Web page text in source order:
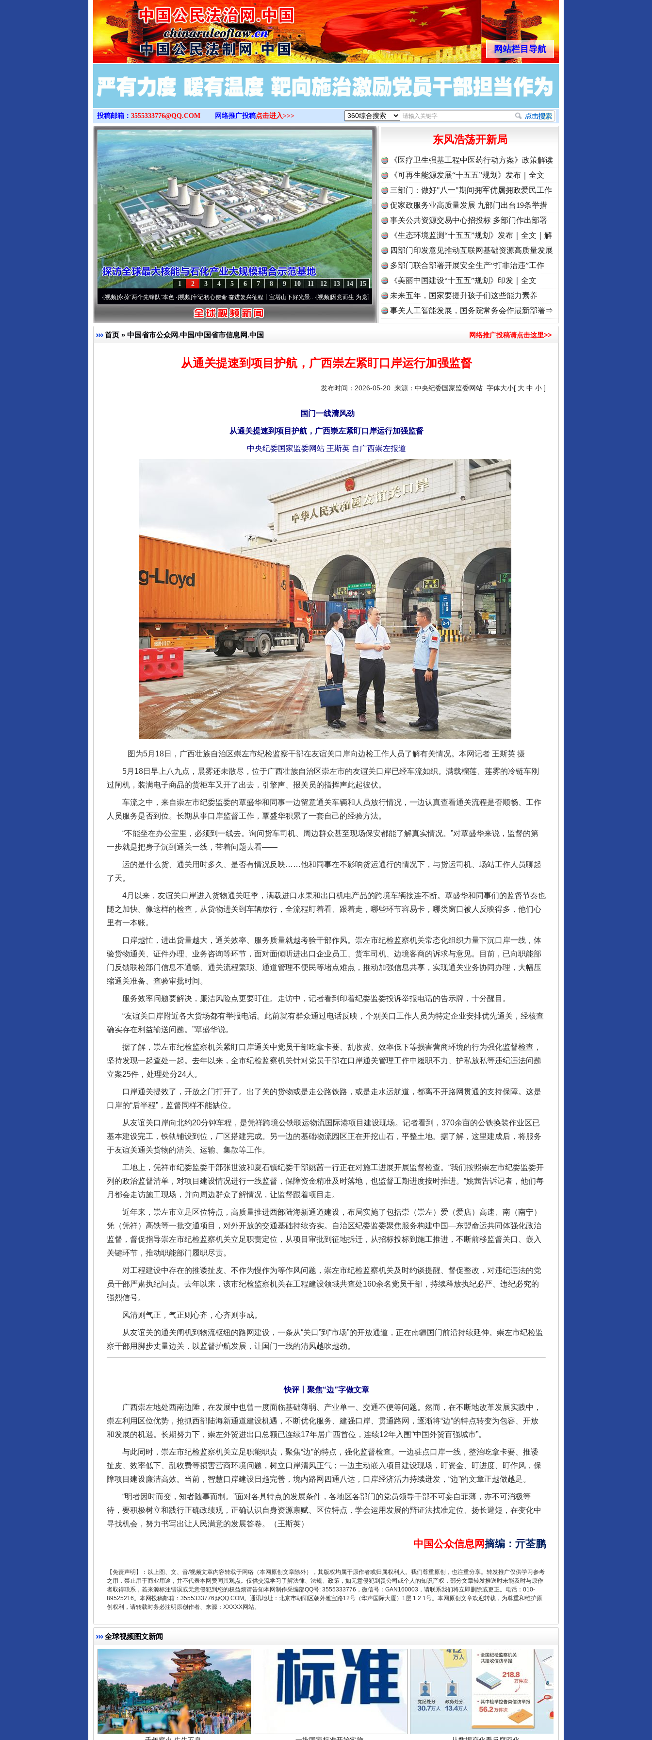
>
网站栏目导航
投稿邮箱： 3555333776@QQ.COM 网络推广投稿点击进入>>>
15
14
13
12
11
10
9
8
7
6
5
4
3
2
1
永葆“两个先锋队”本色·[视频]牢记初心使命 奋进复兴征程丨宝塔山下好光景..·[视频]因党而生 为党而战——百年“纪”事⑧加强纪律..·[视频]牢记初心使命 奋进复兴征程丨“转折之城”激荡..
东风浩荡开新局
《医疗卫生强基工程中医药行动方案》政策解读
《可再生能源发展“十五五”规划》发布｜全文
三部门：做好"八一"期间拥军优属拥政爱民工作
促家政服务业高质量发展 九部门出台19条举措
事关公共资源交易中心招投标 多部门作出部署
《生态环境监测“十五五”规划》发布｜全文｜解
读
四部门印发意见推动互联网基础资源高质量发展
多部门联合部署开展安全生产“打非治违”工作
《美丽中国建设“十五五”规划》印发｜全文
未来五年，国家要提升孩子们这些能力素养
事关人工智能发展，国务院常务会作最新部署⇒
首页 » 中国省市公众网.中国/中国省市信息网.中国 网络推广投稿请点击这里>>
从通关提速到项目护航，广西崇左紧盯口岸运行加强监督
发布时间：2026-05-20 来源： 中央纪委国家监委网站 字体大小[ 大 中 小 ]
国门一线清风劲
从通关提速到项目护航，广西崇左紧盯口岸运行加强监督
中央纪委国家监委网站 王斯英 自广西崇左报道
图为5月18日，广西壮族自治区崇左市纪检监察干部在友谊关口岸向边检工作人员了解有关情况。本网记者 王斯英 摄
5月18日早上八九点，晨雾还未散尽，位于广西壮族自治区崇左市的友谊关口岸已经车流如织。满载榴莲、莲雾的冷链车刚
过闸机，装满电子商品的货柜车又开了出去，引擎声、报关员的指挥声此起彼伏。
车流之中，来自崇左市纪委监委的覃盛华和同事一边留意通关车辆和人员放行情况，一边认真查看通关流程是否顺畅、工作
人员服务是否到位。长期从事口岸监督工作，覃盛华积累了一套自己的经验方法。
“不能坐在办公室里，必须到一线去。询问货车司机、周边群众甚至现场保安都能了解真实情况。”对覃盛华来说，监督的第
一步就是把身子沉到通关一线，带着问题去看——
运的是什么货、通关用时多久、是否有情况反映……他和同事在不影响货运通行的情况下，与货运司机、场站工作人员聊起
了天。
4月以来，友谊关口岸进入货物通关旺季，满载进口水果和出口机电产品的跨境车辆接连不断。覃盛华和同事们的监督节奏也
随之加快。像这样的检查，从货物进关到车辆放行，全流程盯着看、跟着走，哪些环节容易卡，哪类窗口被人反映得多，他们心
里有一本账。
口岸越忙，进出货量越大，通关效率、服务质量就越考验干部作风。崇左市纪检监察机关常态化组织力量下沉口岸一线，体
验货物通关、证件办理、业务咨询等环节，面对面倾听进出口企业员工、货车司机、边境客商的诉求与意见。目前，已向职能部
门反馈联检部门信息不通畅、通关流程繁琐、通道管理不便民等堵点难点，推动加强信息共享，实现通关业务协同办理，大幅压
缩通关准备、查验审批时间。
服务效率问题要解决，廉洁风险点更要盯住。走访中，记者看到印着纪委监委投诉举报电话的告示牌，十分醒目。
“友谊关口岸附近各大货场都有举报电话。此前就有群众通过电话反映，个别关口工作人员为特定企业安排优先通关，经核查
确实存在利益输送问题。”覃盛华说。
据了解，崇左市纪检监察机关紧盯口岸通关中党员干部吃拿卡要、乱收费、效率低下等损害营商环境的行为强化监督检查，
坚持发现一起查处一起。去年以来，全市纪检监察机关针对党员干部在口岸通关管理工作中履职不力、护私放私等违纪违法问题
立案25件，处理处分24人。
口岸通关提效了，开放之门打开了。出了关的货物或是走公路铁路，或是走水运航道，都离不开路网贯通的支持保障。这是
口岸的“后半程”，监督同样不能缺位。
从友谊关口岸向北约20分钟车程，是凭祥跨境公铁联运物流国际港项目建设现场。记者看到，370余亩的公铁换装作业区已
基本建设完工，铁轨铺设到位，厂区搭建完成。另一边的基础物流园区正在开挖山石，平整土地。据了解，这里建成后，将服务
于友谊关通关货物的清关、运输、集散等工作。
工地上，凭祥市纪委监委干部张世波和夏石镇纪委干部姚茜一行正在对施工进展开展监督检查。“我们按照崇左市纪委监委开
列的政治监督清单，对项目建设情况进行一线监督，保障资金精准及时落地，也监督工期进度按时推进。”姚茜告诉记者，他们每
月都会走访施工现场，并向周边群众了解情况，让监督跟着项目走。
近年来，崇左市立足区位特点，高质量推进西部陆海新通道建设，布局实施了包括崇（崇左）爱（爱店）高速、南（南宁）
凭（凭祥）高铁等一批交通项目，对外开放的交通基础持续夯实。自治区纪委监委聚焦服务构建中国—东盟命运共同体强化政治
监督，督促指导崇左市纪检监察机关立足职责定位，从项目审批到征地拆迁，从招标投标到施工推进，不断前移监督关口、嵌入
关键环节，推动职能部门履职尽责。
对工程建设中存在的推诿扯皮、不作为慢作为等作风问题，崇左市纪检监察机关及时约谈提醒、督促整改，对违纪违法的党
员干部严肃执纪问责。去年以来，该市纪检监察机关在工程建设领域共查处160余名党员干部，持续释放执纪必严、违纪必究的
强烈信号。
风清则气正，气正则心齐，心齐则事成。
从友谊关的通关闸机到物流枢纽的路网建设，一条从“关口”到“市场”的开放通道，正在南疆国门前沿持续延伸。崇左市纪检监
察干部用脚步丈量边关，以监督护航发展，让国门一线的清风越吹越劲。
快评丨聚焦“边”字做文章
广西崇左地处西南边陲，在发展中也曾一度面临基础薄弱、产业单一、交通不便等问题。然而，在不断地改革发展实践中，
崇左利用区位优势，抢抓西部陆海新通道建设机遇，不断优化服务、建强口岸、贯通路网，逐渐将“边”的特点转变为包容、开放
和发展的机遇。长期努力下，崇左外贸进出口总额已连续17年居广西首位，连续12年入围“中国外贸百强城市”。
与此同时，崇左市纪检监察机关立足职能职责，聚焦“边”的特点，强化监督检查。一边驻点口岸一线，整治吃拿卡要、推诿
扯皮、效率低下、乱收费等损害营商环境问题，树立口岸清风正气；一边主动嵌入项目建设现场，盯资金、盯进度、盯作风，保
障项目建设廉洁高效。当前，智慧口岸建设日趋完善，境内路网四通八达，口岸经济活力持续迸发，“边”的文章正越做越足。
“明者因时而变，知者随事而制。”面对各具特点的发展条件，各地区各部门的党员领导干部不可妄自菲薄，亦不可消极等
待，要积极树立和践行正确政绩观，正确认识自身资源禀赋、区位特点，学会运用发展的辩证法找准定位、扬长避短，在变化中
寻找机会，努力书写出让人民满意的发展答卷。（王斯英）
中国公众信息网摘编 ： 亓荃鹏
【免责声明】：以上图、文、音/视频文章内容转载于网络（本网原创文章除外），其版权均属于原作者或归属权利人。我们尊重原创，也注重分享。转发推广仅供学习参考
之用，禁止用于商业用途，并不代表本网赞同其观点。仅供交流学习了解法律、法规、政策，如无意侵犯到贵公司或个人的知识产权，部分文章转发推送时未能及时与原作
者取得联系，若来源标注错误或无意侵犯到您的权益烦请告知本网制作采编部QQ号: 3555333776，微信号：GAN160003，请联系我们将立即删除或更正。电话：010-
89525216。本网投稿邮箱：3555333776@QQ.COM。通讯地址：北京市朝阳区朝外雅宝路12号（华声国际大厦）1层 1 2 1号。本网原创文章欢迎转载，为尊重和维护原
创权利，请转载时务必注明原创作者、来源：XXXXX网站。
全球视频图文新闻
完善运行机制助力责任有效落实 一纸欠条伤亲情 巡回调解促和解.. 行业协会接连发公告
让核能赋能千行百业
千年窑火 生生不息 一批国家标准开始实施 从数据变化看反腐深化